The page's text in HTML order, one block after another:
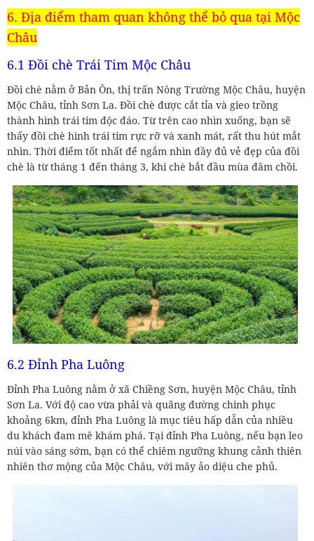
6. Địa điểm tham quan không thể bỏ qua tại Mộc
Châu
6.1 Đồi chè Trái Tim Mộc Châu
Đồi chè nằm ở Bản Ôn, thị trấn Nông Trường Mộc Châu, huyện
Mộc Châu, tỉnh Sơn La. Đồi chè được cắt tỉa và gieo trồng
thành hình trái tim độc đáo. Từ trên cao nhìn xuống, bạn sẽ
thấy đồi chè hình trái tim rực rỡ và xanh mát, rất thu hút mắt
nhìn. Thời điểm tốt nhất để ngắm nhìn đầy đủ vẻ đẹp của đồi
chè là từ tháng 1 đến tháng 3, khi chè bắt đầu mùa đâm chồi.
6.2 Đỉnh Pha Luông
Đỉnh Pha Luông nằm ở xã Chiềng Sơn, huyện Mộc Châu, tỉnh
Sơn La. Với độ cao vừa phải và quãng đường chinh phục
khoảng 6km, đỉnh Pha Luông là mục tiêu hấp dẫn của nhiều
du khách đam mê khám phá. Tại đỉnh Pha Luông, nếu bạn leo
núi vào sáng sớm, bạn có thể chiêm ngưỡng khung cảnh thiên
nhiên thơ mộng của Mộc Châu, với mây ảo diệu che phủ.